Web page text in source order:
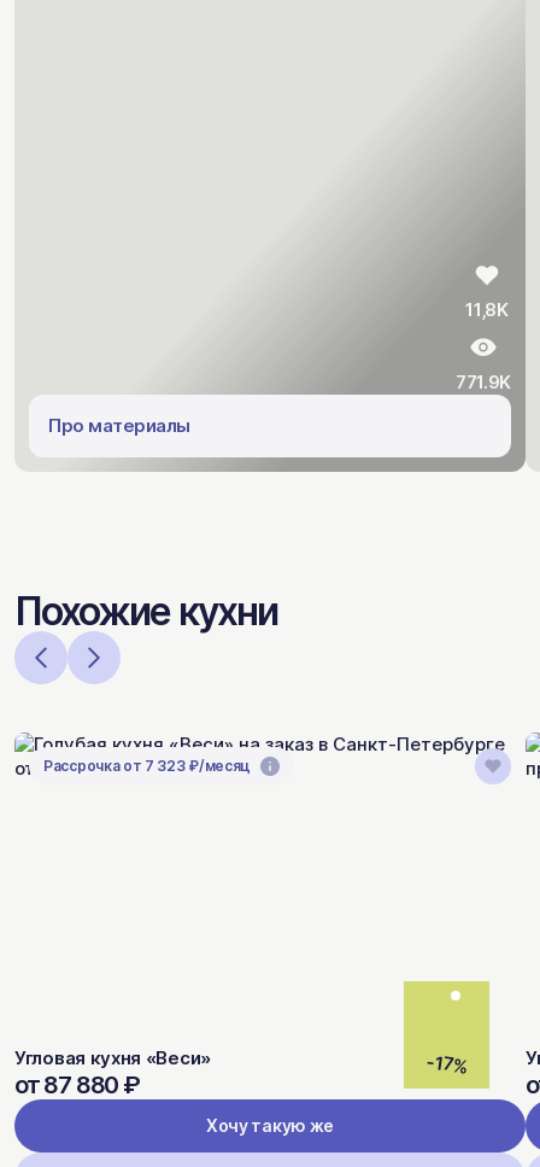
11,8K
771.9K
Про материалы
Похожие кухни
Рассрочка от 7 323 ₽/месяц
-17%
Угловая кухня «Веси»
от 87 880 ₽
Хочу такую же